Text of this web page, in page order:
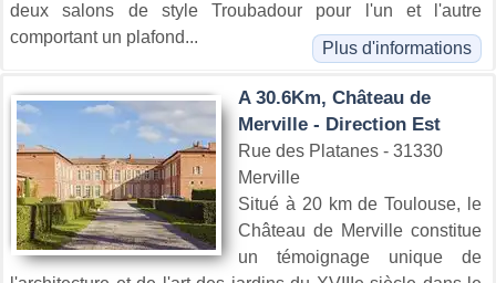
deux salons de style Troubadour pour l'un et l'autre
comportant un plafond...
Plus d'informations
A 30.6Km, Château de
Merville - Direction Est
Rue des Platanes - 31330
Merville
Situé à 20 km de Toulouse, le
Château de Merville constitue
un témoignage unique de